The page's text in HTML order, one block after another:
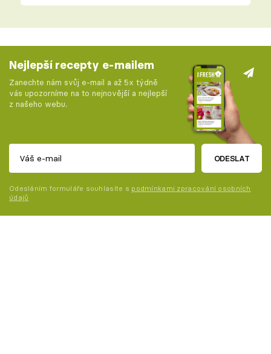
Nejlepší recepty e-mailem
Zanechte nám svůj e-mail a až 5x týdně
vás upozorníme na to nejnovější a nejlepší
z našeho webu.
ODESLAT
Odesláním formuláře souhlasíte s podmínkami zpracování osobních
údajů